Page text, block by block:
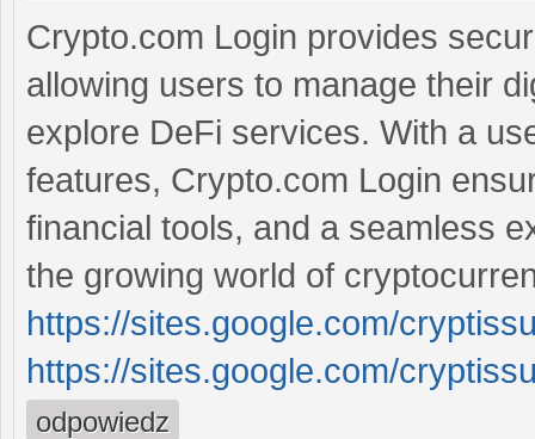
Crypto.com Login provides
allowing users to manage their
explore DeFi services. With a
features, Crypto.com Login
financial tools, and a seamless
the growing world of
https://sites.google.com/
https://sites.google.com/
odpowiedz